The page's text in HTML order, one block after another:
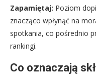
Zapamiętaj: Poziom
znacząco wpłynąć na
spotkania, co pośrednio
rankingi.
Co oznaczają